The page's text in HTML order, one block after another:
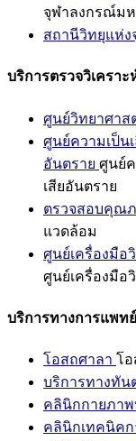
จุฬาลงกรณ์ม
สถานีวิทยุแห่ง
บริการตรวจวิเครา
ศูนย์วิทยาศาส
ศูนย์ความเป็น
อันตราย ศูนย์
เสียอันตราย
ตรวจสอบคุณ
แวดล้อม
ศูนย์เครื่องมือ
ศูนย์เครื่องมือ
บริการทางการแพทย์
โอสถศาลา โอ
บริการทางทัน
คลินิกกายภา
คลินิกเทคนิค